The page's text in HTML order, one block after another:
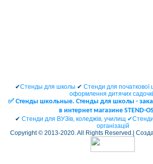
✔Стенды для школы ✔ Стенди для початкової
оформлення дитячих
✅ Cтенды школьные. Стенды для школы -
в интернет магазине STEND-
✔ Стенди для ВУЗів, коледжів, училищ ✔
організацій
Copyright © 2013-2020. All Rights Reserved.|